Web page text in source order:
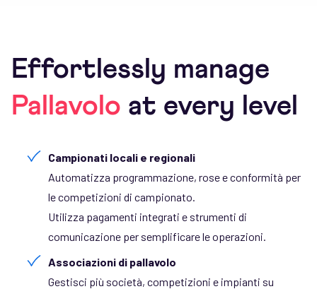
Effortlessly manage
Pallavolo at every level
Campionati locali e regionali
Automatizza programmazione, rose e conformità per
le competizioni di campionato.
Utilizza pagamenti integrati e strumenti di
comunicazione per semplificare le operazioni.
Associazioni di pallavolo
Gestisci più società, competizioni e impianti su